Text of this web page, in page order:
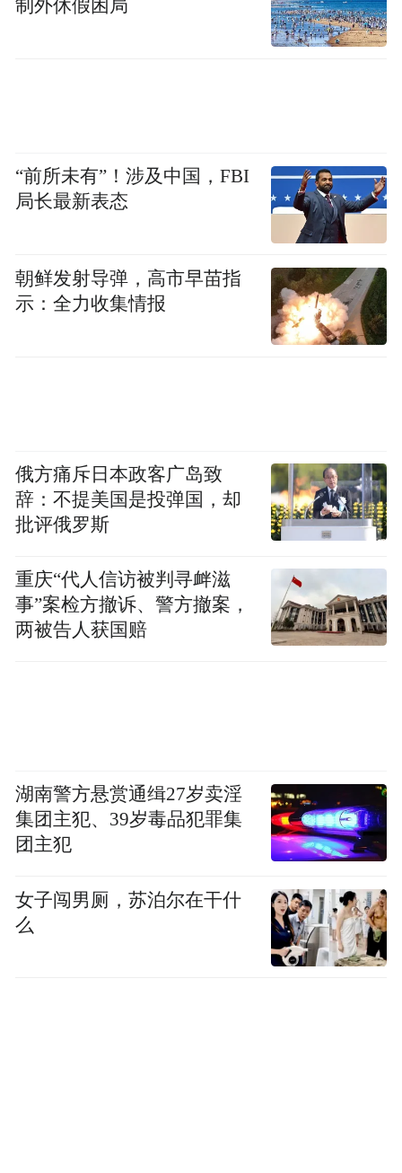
如今在小黄鱼一搜，努比亚阿尔法智能手表
的二手价格居然在500元以上，还有很多人标
价600-800元左右，比当年新机清仓价还要
pictures and audios if any) is uploaded and posted
by the user of Dafeng Hao, which is a social media
platform and merely provides information storage
space services.”
制外休假困局
“前所未有”！涉及中国，FBI
局长最新表态
朝鲜发射导弹，高市早苗指
示：全力收集情报
俄方痛斥日本政客广岛致
辞：不提美国是投弹国，却
批评俄罗斯
重庆“代人信访被判寻衅滋
事”案检方撤诉、警方撤案，
两被告人获国赔
湖南警方悬赏通缉27岁卖淫
集团主犯、39岁毒品犯罪集
团主犯
女子闯男厕，苏泊尔在干什
么